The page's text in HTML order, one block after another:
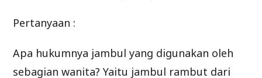
Pertanyaan :
Apa hukumnya jambul yang digunakan oleh
sebagian wanita? Yaitu jambul rambut dari